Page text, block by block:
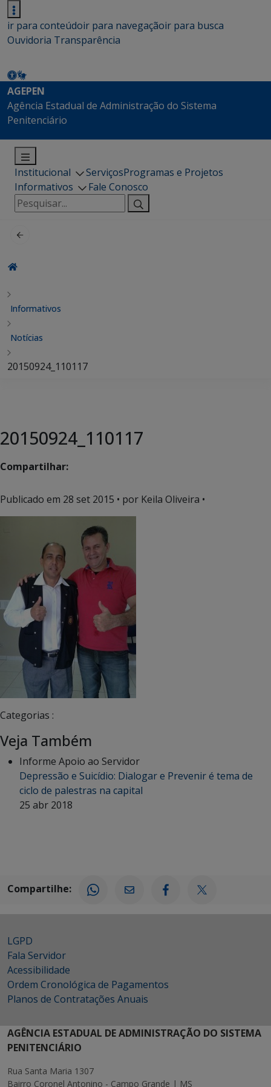
ir para conteúdoir para navegaçãoir para busca
Ouvidoria Transparência
AGEPEN
Agência Estadual de Administração do Sistema
Penitenciário
Institucional ServiçosProgramas e Projetos
Informativos
Fale Conosco
Pesquisar
por:
Informativos
Notícias
20150924_110117
20150924_110117
Compartilhar:
Publicado em 28 set 2015 • por Keila Oliveira •
Categorias :
Veja Também
Informe Apoio ao Servidor
Depressão e Suicídio: Dialogar e Prevenir é tema de
ciclo de palestras na capital
25 abr 2018
Compartilhe:
LGPD
Fala Servidor
Acessibilidade
Ordem Cronológica de Pagamentos
Planos de Contratações Anuais
AGÊNCIA ESTADUAL DE ADMINISTRAÇÃO DO SISTEMA
PENITENCIÁRIO
Rua Santa Maria 1307
Bairro Coronel Antonino - Campo Grande | MS